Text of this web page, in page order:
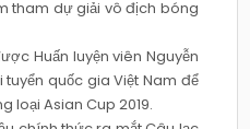
tham dự giải vô địch bóng
Huấn luyện viên Nguyễn
tuyển quốc gia Việt Nam để
loại Asian Cup 2019.